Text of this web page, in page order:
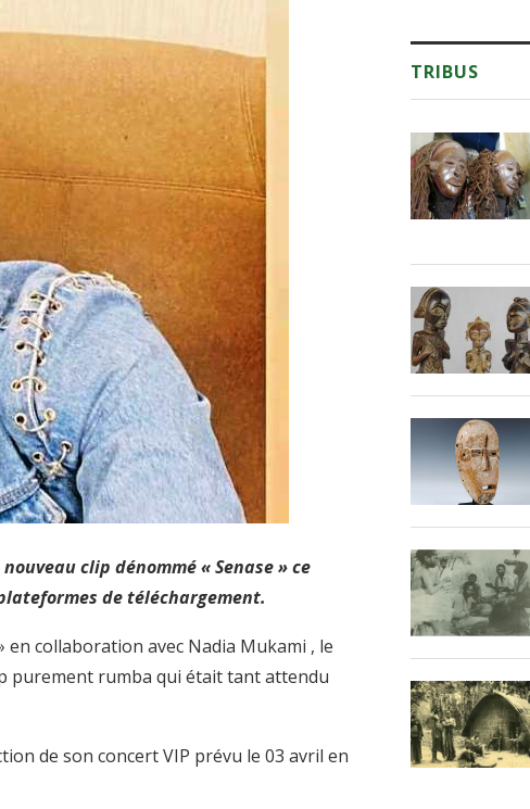
clip dénommé « Senase » ce
de téléchargement.
en collaboration avec Nadia Mukami , le
purement rumba qui était tant attendu
de son concert VIP prévu le 03 avril en
TRIBUS